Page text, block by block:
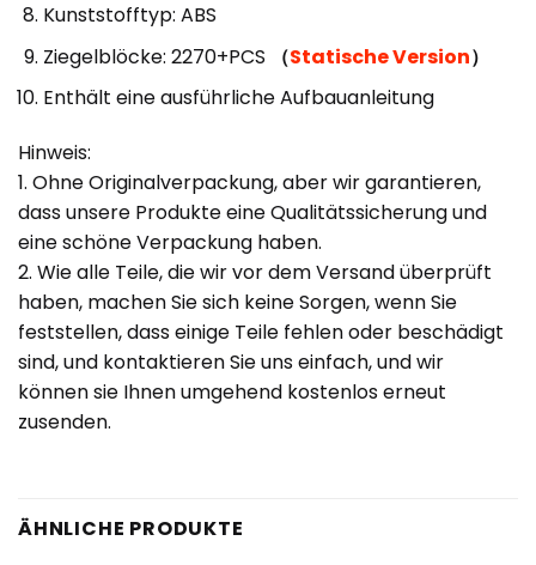
Kunststofftyp: ABS
Ziegelblöcke: 2270+PCS
（Statische Version）
Enthält eine ausführliche Aufbauanleitung
Hinweis:
1. Ohne Originalverpackung, aber wir garantieren,
dass unsere Produkte eine Qualitätssicherung und
eine schöne Verpackung haben.
2. Wie alle Teile, die wir vor dem Versand überprüft
haben, machen Sie sich keine Sorgen, wenn Sie
feststellen, dass einige Teile fehlen oder beschädigt
sind, und kontaktieren Sie uns einfach, und wir
können sie Ihnen umgehend kostenlos erneut
zusenden.
ÄHNLICHE PRODUKTE